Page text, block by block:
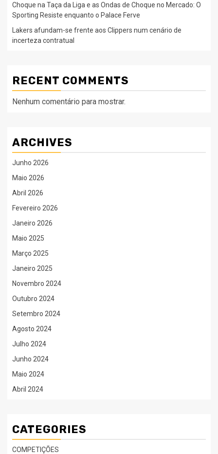
Choque na Taça da Liga e as Ondas de Choque no Mercado: O
Sporting Resiste enquanto o Palace Ferve
Lakers afundam-se frente aos Clippers num cenário de
incerteza contratual
RECENT COMMENTS
Nenhum comentário para mostrar.
ARCHIVES
Junho 2026
Maio 2026
Abril 2026
Fevereiro 2026
Janeiro 2026
Maio 2025
Março 2025
Janeiro 2025
Novembro 2024
Outubro 2024
Setembro 2024
Agosto 2024
Julho 2024
Junho 2024
Maio 2024
Abril 2024
CATEGORIES
COMPETIÇÕES